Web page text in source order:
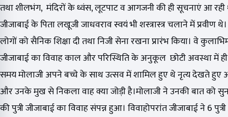
तथा शीलभंग, मंदिरों के ध्वंस, लूटपाट व आगजनी की ही सूचनाएं आ
जीजाबाई के पिता लखूजी जाधवराव स्वयं भी शस्त्रास्त्र चलाने में
लोगों को सैनिक शिक्षा दी तथा निजी सेना रखना प्रारंभ किया। वे
जीजाबाई का विवाह काल और परिस्थिति के अनुकूल छोटी अवस्था में
समय मोलाजी अपने बच्चे के साथ उत्सव में शामिल हुए थे नृत्य देखते हुए
और उनके मुख से निकला वाह क्या जोड़ी है।मोलाजी ने उनकी बात को
की पुत्री जीजाबाई का विवाह संपन्न हुआ। विवाहोपरांत जीजाबाई ने 6